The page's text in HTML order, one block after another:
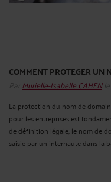
COMMENT PROTEGER UN
Par Murielle-Isabelle CAHENle
La protection du nom de
pour les entreprises est
de définition légale, le nom de
saisie par un internaute dans la